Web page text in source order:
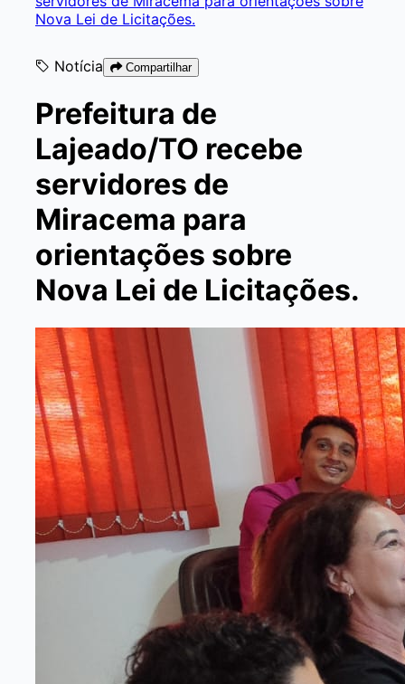
Nova Lei de Licitações.
Notícia Compartilhar
Prefeitura de
Lajeado/TO recebe
servidores de
Miracema para
orientações sobre
Nova Lei de Licitações.